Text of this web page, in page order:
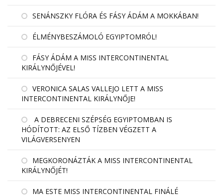
SENÁNSZKY FLÓRA ÉS FÁSY ÁDÁM A MOKKÁBAN!
ÉLMÉNYBESZÁMOLÓ EGYIPTOMRÓL!
FÁSY ÁDÁM A MISS INTERCONTINENTAL
KIRÁLYNŐJÉVEL!
VERONICA SALAS VALLEJO LETT A MISS
INTERCONTINENTAL KIRÁLYNŐJE!
A DEBRECENI SZÉPSÉG EGYIPTOMBAN IS
HÓDÍTOTT: AZ ELSŐ TÍZBEN VÉGZETT A
VILÁGVERSENYEN
MEGKORONÁZTÁK A MISS INTERCONTINENTAL
KIRÁLYNŐJÉT!
MA ESTE MISS INTERCONTINENTAL FINÁLÉ